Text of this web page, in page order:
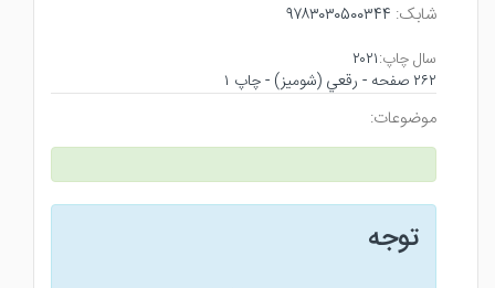
شابک: ۹۷۸۳۰۳۰۵۰۰۳۴۴
سال چاپ:۲۰۲۱
۲۶۲ صفحه - رقعي (شوميز) - چاپ ۱
موضوعات:
توجه